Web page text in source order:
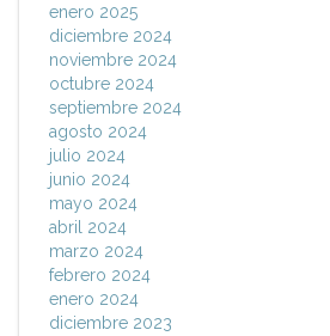
enero 2025
diciembre 2024
noviembre 2024
octubre 2024
septiembre 2024
agosto 2024
julio 2024
junio 2024
mayo 2024
abril 2024
marzo 2024
febrero 2024
enero 2024
diciembre 2023